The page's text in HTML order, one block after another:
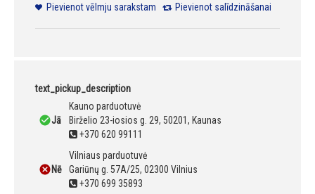
Pievienot vēlmju sarakstam Pievienot salīdzināšanai
text_pickup_description
Jā
Kauno parduotuvė
Birželio 23-iosios g. 29, 50201, Kaunas
+370 620 99111
Nē
Vilniaus parduotuvė
Gariūnų g. 57A/25, 02300 Vilnius
+370 699 35893